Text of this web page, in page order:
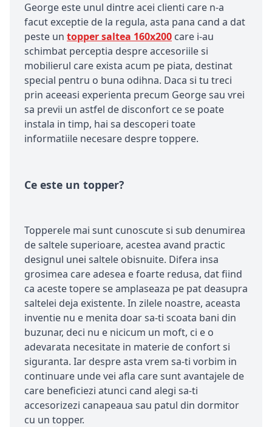
George este unul dintre acei clienti care n-a
facut exceptie de la regula, asta pana cand a dat
peste un topper saltea 160x200 care i-au
schimbat perceptia despre accesoriile si
mobilierul care exista acum pe piata, destinat
special pentru o buna odihna. Daca si tu treci
prin aceeasi experienta precum George sau vrei
sa previi un astfel de disconfort ce se poate
instala in timp, hai sa descoperi toate
informatiile necesare despre toppere.
Ce este un topper?
Topperele mai sunt cunoscute si sub denumirea
de saltele superioare, acestea avand practic
designul unei saltele obisnuite. Difera insa
grosimea care adesea e foarte redusa, dat fiind
ca aceste topere se amplaseaza pe pat deasupra
saltelei deja existente. In zilele noastre, aceasta
inventie nu e menita doar sa-ti scoata bani din
buzunar, deci nu e nicicum un moft, ci e o
adevarata necesitate in materie de confort si
siguranta. Iar despre asta vrem sa-ti vorbim in
continuare unde vei afla care sunt avantajele de
care beneficiezi atunci cand alegi sa-ti
accesorizezi canapeaua sau patul din dormitor
cu un topper.